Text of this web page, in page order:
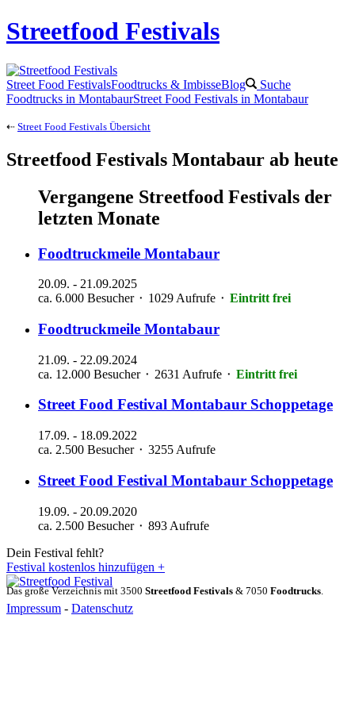
Streetfood Festivals
Street Food FestivalsFoodtrucks & ImbisseBlog
Suche
Foodtrucks in MontabaurStreet Food Festivals in Montabaur
⇠ Street Food Festivals Übersicht
Streetfood Festivals Montabaur ab heute
Vergangene Streetfood Festivals der
letzten Monate
Foodtruckmeile Montabaur
20.09. - 21.09.2025
ca. 6.000 Besucher ⬝ 1029 Aufrufe ⬝ Eintritt frei
Foodtruckmeile Montabaur
21.09. - 22.09.2024
ca. 12.000 Besucher ⬝ 2631 Aufrufe ⬝ Eintritt frei
Street Food Festival Montabaur Schoppetage
17.09. - 18.09.2022
ca. 2.500 Besucher ⬝ 3255 Aufrufe
Street Food Festival Montabaur Schoppetage
19.09. - 20.09.2020
ca. 2.500 Besucher ⬝ 893 Aufrufe
Dein Festival fehlt?
Festival kostenlos hinzufügen +
Das große Verzeichnis mit 3500 Streetfood Festivals & 7050 Foodtrucks
Impressum - Datenschutz